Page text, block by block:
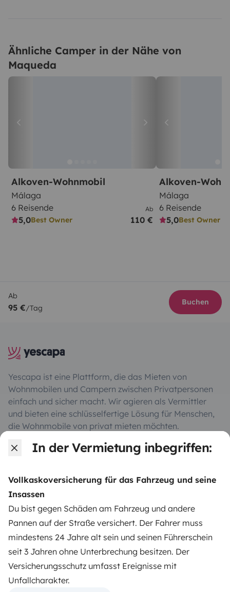
In der Vermietung inbegriffen:
Vollkaskoversicherung für das Fahrzeug und seine
Insassen
Du bist gegen Schäden am Fahrzeug und andere
Pannen auf der Straße versichert. Der Fahrer muss
mindestens 24 Jahre alt sein und seinen Führerschein
seit 3 Jahren ohne Unterbrechung besitzen. Der
Versicherungsschutz umfasst Ereignisse mit
Unfallcharakter.
Ähnliche Camper in der Nähe von
Maqueda
Alkoven-Wohnmobil
Málaga
6 Reisende
5,0Best Owner
Ab
110 €
Alkoven-
Málaga
6 Reisende
5,0Best Owner
Ab
95 €/Tag
Buchen
Yescapa ist eine Plattform, die das Mieten von
Wohnmobilen und Campern zwischen Privatpersonen
einfach und sicher macht. Wir agieren als Vermittler
und bieten eine schlüsselfertige Lösung für Menschen,
die Wohnmobile von privat mieten möchten.
Note 4.55/5 von 208 Kundenbewertungen auf Trusted
Instagram
X
WOHNMOBIL MIETEN
Wie funktionierts?
Wohnmobil mieten